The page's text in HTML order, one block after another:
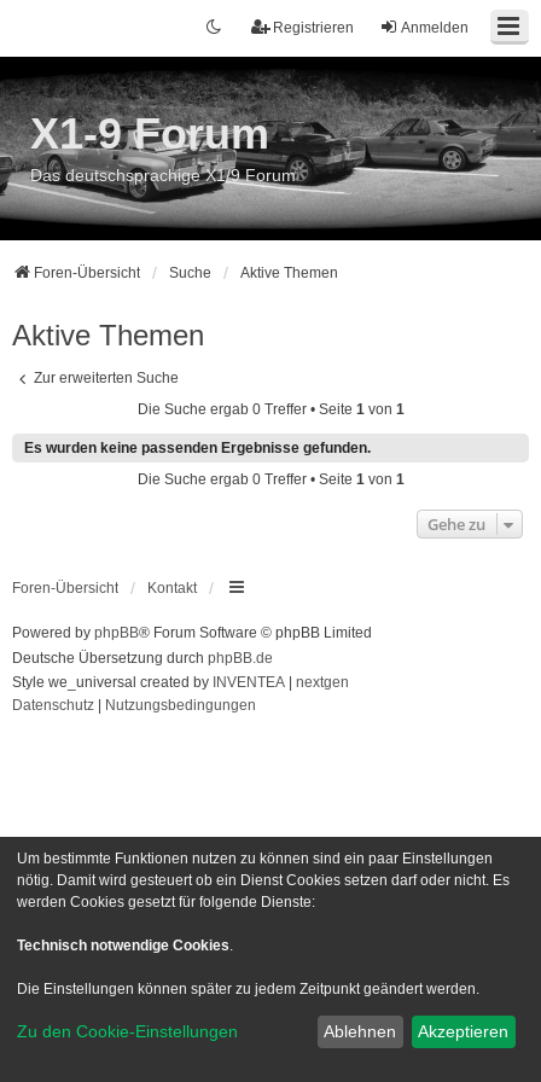
Anmelden
Registrieren
X1-9 Forum
Das deutschsprachige X1/9 Forum
Foren-Übersicht Suche Aktive Themen
Aktive Themen
Zur erweiterten Suche
Die Suche ergab 0 Treffer • Seite 1von 1
Es wurden keine passenden Ergebnisse gefunden.
Die Suche ergab 0 Treffer • Seite 1von 1
Gehe zu
Foren-Übersicht Kontakt
Powered by phpBB® Forum Software © phpBB Limited
Deutsche Übersetzung durch phpBB.de
Style we_universal created by INVENTEA
nextgen
Datenschutz
Nutzungsbedingungen
Um bestimmte Funktionen nutzen zu können sind ein paar Einstellungen
nötig. Damit wird gesteuert ob ein Dienst Cookies setzen darf oder nicht. Es
werden Cookies gesetzt für folgende Dienste:
Technisch notwendige Cookies.
Die Einstellungen können später zu jedem Zeitpunkt geändert werden.
Zu den Cookie-Einstellungen Ablehnen Akzeptieren